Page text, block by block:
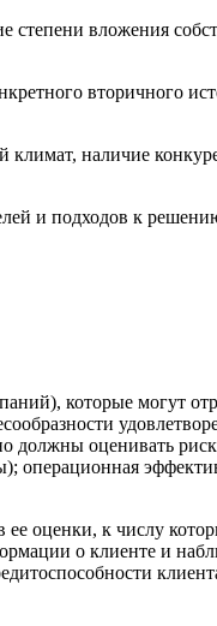
степени вложения
вторичного
климат, наличие
и подходов к
которые могут
должны оценивать
операционная
оценки, к числу
о клиенте и